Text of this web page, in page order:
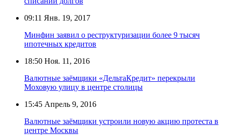
09:11 Янв. 19, 2017
Минфин заявил о реструктуризации более 9 тысяч
ипотечных кредитов
18:50 Ноя. 11, 2016
Валютные заёмщики «ДельтаКредит» перекрыли
Моховую улицу в центре столицы
15:45 Апрель 9, 2016
Валютные заёмщики устроили новую акцию протеста в
центре Москвы